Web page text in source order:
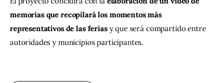
memorias que recopilará los momentos más
representativos de las ferias y que será compartido entre
autoridades y municipios participantes.